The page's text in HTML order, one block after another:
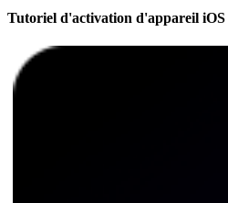
Tutoriel d'activation d'appareil iOS